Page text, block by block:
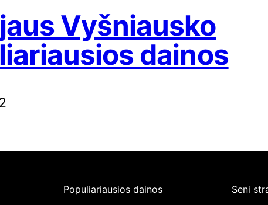
Vyšniausko
dainos
Populiariausios dainos
Seni